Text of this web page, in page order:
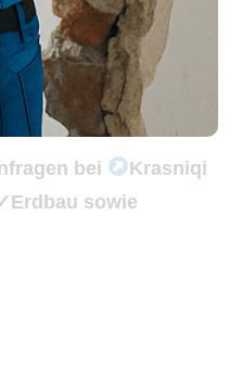
bei
Krasniqi
sowie